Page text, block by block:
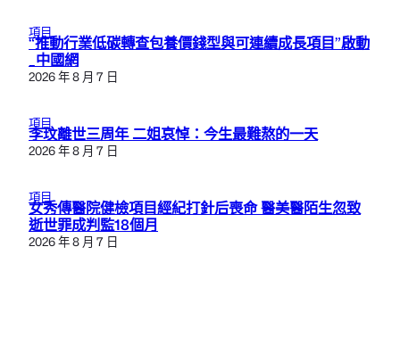
項目
“推動行業低碳轉查包養價錢型與可連續成長項目”啟動
_中國網
2026 年 8 月 7 日
項目
李玟離世三周年 二姐哀悼：今生最難熬的一天
2026 年 8 月 7 日
項目
女秀傳醫院健檢項目經紀打針后喪命 醫美醫陌生忽致
逝世罪成判監18個月
2026 年 8 月 7 日